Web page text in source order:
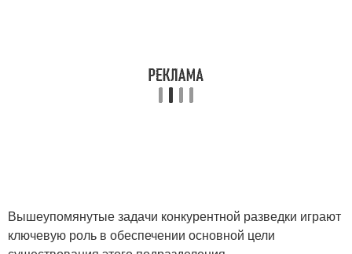
Вышеупомянутые задачи конкурентной разведки играют
ключевую роль в обеспечении основной цели